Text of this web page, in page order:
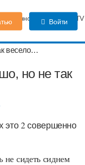
Форум
Войти
но не так
это 2 совершенно
не сидеть сиднем